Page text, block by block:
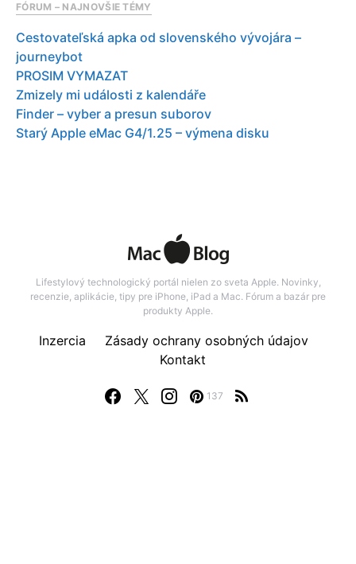
FÓRUM – NAJNOVŠIE TÉMY
Cestovateľská apka od slovenského vývojára –
journeybot
PROSIM VYMAZAT
Zmizely mi události z kalendáře
Finder – vyber a presun suborov
Starý Apple eMac G4/1.25 – výmena disku
Lifestylový technologický portál nielen zo sveta Apple. Novinky,
recenzie, aplikácie, tipy pre iPhone, iPad a Mac. Fórum a bazár pre
produkty Apple.
137
Inzercia
Zásady ochrany osobných údajov
Kontakt